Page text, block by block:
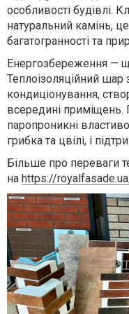
особливості будівлі.
натуральний камінь,
багатогранності та
Енергозбереження —
Теплоізоляційний
кондиціонування,
всередині
паропроникні
грибка та цвілі, і
Більше про переваги
на https://